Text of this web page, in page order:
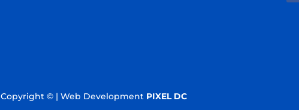
Copyright © | Web Development​ PIXEL DC